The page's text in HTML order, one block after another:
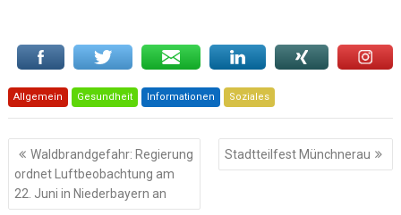
Allgemein Gesundheit Informationen Soziales
Beitragsnavigation
Waldbrandgefahr: Regierung
ordnet Luftbeobachtung am
22. Juni in Niederbayern an
Stadtteilfest Münchnerau